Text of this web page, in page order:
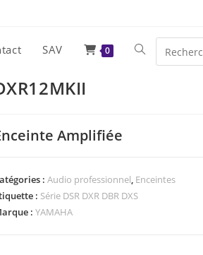
SAV 0 Toggle
Amplifiée
: Audio professionnel, Enceintes
: Série DSR DXR DBR DXS
: YAMAHA